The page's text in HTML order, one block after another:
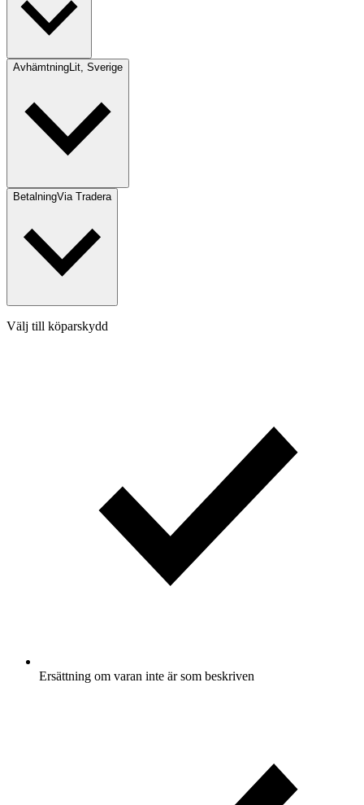
AvhämtningLit, Sverige
BetalningVia Tradera
Välj till köparskydd
Ersättning om varan inte är som beskriven